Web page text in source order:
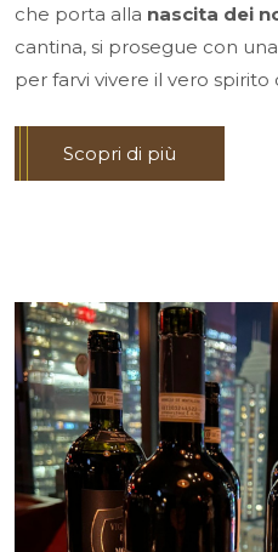
che porta alla nascita dei
cantina, si prosegue con una
per farvi vivere il vero
Scopri di più